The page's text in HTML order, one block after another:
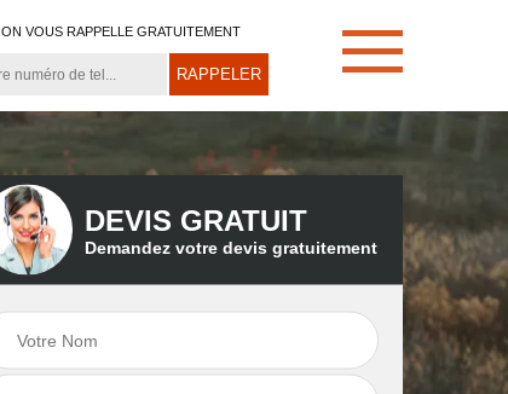
ON VOUS RAPPELLE GRATUITEMENT
Démoussage de
toiture 21
Couvreur zingueur
21
DEVIS GRATUIT
Demandez votre devis gratuitement